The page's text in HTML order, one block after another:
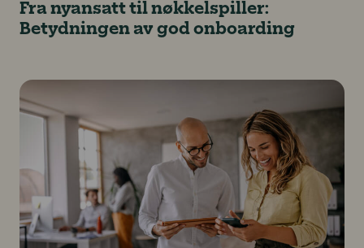
Fra nyansatt til nøkkelspiller:
Betydningen av god onboarding
Er du «ferdig» med implementering av onboarding så